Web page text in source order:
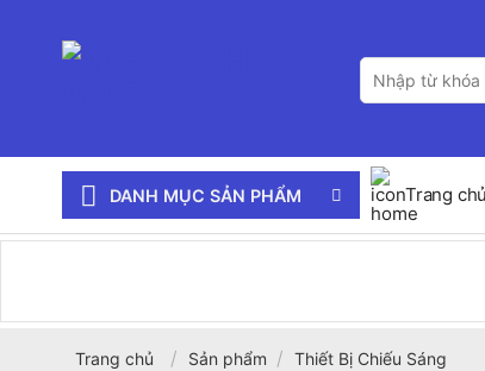
Tìm
kiếm:
DANH MỤC SẢN PHẨM Trang chủ
Trang chủ / Sản phẩm / Thiết Bị Chiếu Sáng